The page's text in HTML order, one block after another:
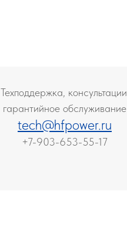
Техподдержка, консультации,
гарантийное обслуживание
tech@hfpower.ru
+7-903-653-55-17